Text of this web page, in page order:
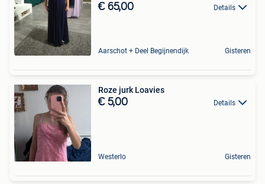
€ 65,00 Details
Aarschot + Deel Begijnendijk Gisteren
Roze jurk Loavies
€ 5,00 Details
Westerlo Gisteren